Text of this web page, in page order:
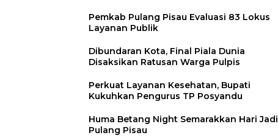
Pemkab Pulang Pisau Evaluasi 83 Lokus
Layanan Publik
Dibundaran Kota, Final Piala Dunia
Disaksikan Ratusan Warga Pulpis
Perkuat Layanan Kesehatan, Bupati
Kukuhkan Pengurus TP Posyandu
Huma Betang Night Semarakkan Hari Jadi
Pulang Pisau